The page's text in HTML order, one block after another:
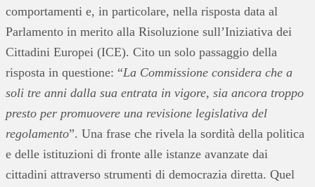
comportamenti e, in particolare, nella risposta data al
Parlamento in merito alla Risoluzione sull’Iniziativa dei
Cittadini Europei (ICE). Cito un solo passaggio della
risposta in questione: “La Commissione considera che a
soli tre anni dalla sua entrata in vigore, sia ancora troppo
presto per promuovere una revisione legislativa del
regolamento”. Una frase che rivela la sordità della politica
e delle istituzioni di fronte alle istanze avanzate dai
cittadini attraverso strumenti di democrazia diretta. Quel